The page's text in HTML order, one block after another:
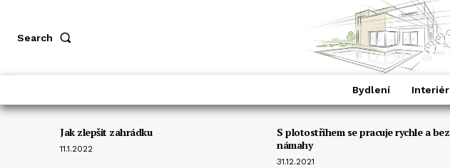
Search
Bydlení Interiér
Jak zlepšit zahrádku
11.1.2022
S plotostřihem se pracuje rychle a bez
námahy
31.12.2021